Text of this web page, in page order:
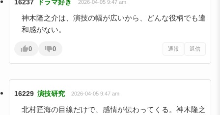
16237 ドラマ好き 2026-04-05 9:47 am
神木隆之介は、演技の幅が広いから、どんな役柄でも違
和感がない。
0 0 通報 返信
16229 演技研究 2026-04-05 9:47 am
北村匠海の目線だけで、感情が伝わってくる。神木隆之